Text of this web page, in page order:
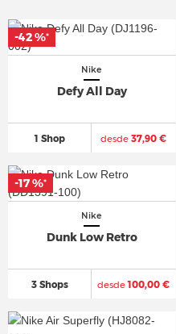
Nike
Defy All Day
1 Shop desde 37,90 €
-42 %*
Nike
Dunk Low Retro
3 Shops desde100,00 €
-17 %*